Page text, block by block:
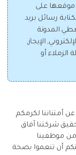
موقعها على
رسائل بريد
المدونة
الإيجاز,
الزملاء أو
عن أمتناننا لكرمكم
شركتنا آفاق
من موظفينا
أن تنعموا بصحة